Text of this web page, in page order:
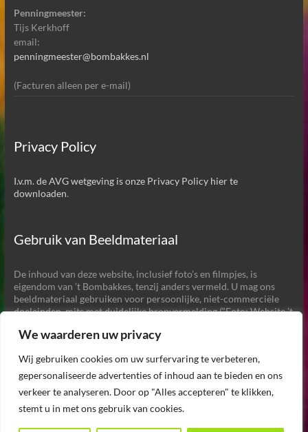
We waarderen uw privacy
Wij gebruiken cookies om uw surfervaring te verbeteren,
gepersonaliseerde advertenties of inhoud aan te bieden en ons
verkeer te analyseren. Door op "Alles accepteren" te klikken,
stemt u in met ons gebruik van cookies.
Penningmeester:
Tijs Kerkhoff
email:
penningmeester@bombakkes.nl
(Facturen alleen per e-mail)
Privacy Policy
I.v.m. de AVG wetgeving is onze Privacy Policy hier te
downloaden.
Gebruik van Beeldmateriaal
De inhoud van deze website, inclusief foto’s en filmpjes, is
eigendom van ’t Bombakkes, tenzij anders vermeld. U mag ons
beeldmateriaal gebruiken voor persoonlijke, niet-commerciële
doeleinden, mits met duidelijke bronvermelding (“Foto: Website ’t
Commercieel gebruik of aanpassing van het beeldmateriaal
beeldmateriaal voor het maken van AI gegenereerde beelden of
voor het trainen van AI isniettoegestaan.